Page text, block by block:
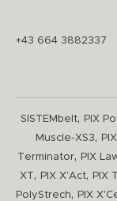
+43 664 3882337
SISTEMbelt, PIX
Muscle-XS3,
Terminator, PIX
XT, PIX X'Act, PIX
PolyStrech, PIX